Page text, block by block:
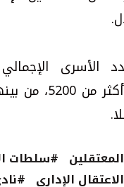
الأسرى
#سلطات
الإداري